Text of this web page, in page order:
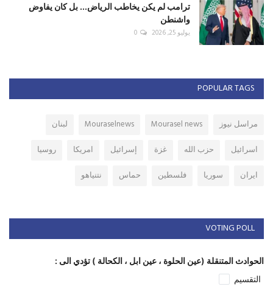
ترامب لم يكن يخاطب الرياض... بل كان يفاوض
واشنطن
يوليو 25, 2026 0
POPULAR TAGS
مراسل نيوز Mourasel news
Mouraselnews
لبنان
اسرائيل
حزب الله غزة إسرائيل امريكا
روسيا
ايران
سوريا فلسطين حماس نتنياهو
VOTING POLL
الحوادث المتنقلة (عين الحلوة ، عين ابل ، الكحالة ) تؤدي الى :
التقسيم